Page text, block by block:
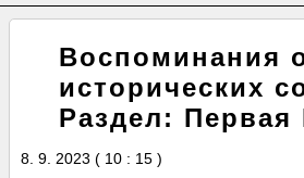
Воспоминания
исторических
Раздел: Первая
8. 9. 2023 ( 10 : 15 )